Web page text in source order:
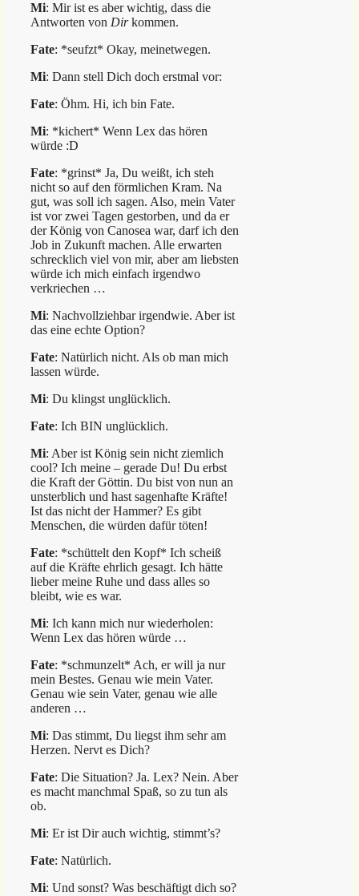
Mi: Mir ist es aber wichtig, dass die
Antworten von Dirkommen.
Fate: *seufzt* Okay, meinetwegen.
Mi: Dann stell Dich doch erstmal vor:
Fate: Öhm. Hi, ich bin Fate.
Mi: *kichert* Wenn Lex das hören
würde :D
Fate: *grinst* Ja, Du weißt, ich steh
nicht so auf den förmlichen Kram. Na
gut, was soll ich sagen. Also, mein Vater
ist vor zwei Tagen gestorben, und da er
der König von Canosea war, darf ich den
Job in Zukunft machen. Alle erwarten
schrecklich viel von mir, aber am liebsten
würde ich mich einfach irgendwo
verkriechen …
Mi: Nachvollziehbar irgendwie. Aber ist
das eine echte Option?
Fate: Natürlich nicht. Als ob man mich
lassen würde.
Mi: Du klingst unglücklich.
Fate: Ich BIN unglücklich.
Mi: Aber ist König sein nicht ziemlich
cool? Ich meine – gerade Du! Du erbst
die Kraft der Göttin. Du bist von nun an
unsterblich und hast sagenhafte Kräfte!
Ist das nicht der Hammer? Es gibt
Menschen, die würden dafür töten!
Fate: *schüttelt den Kopf* Ich scheiß
auf die Kräfte ehrlich gesagt. Ich hätte
lieber meine Ruhe und dass alles so
bleibt, wie es war.
Mi: Ich kann mich nur wiederholen:
Wenn Lex das hören würde …
Fate: *schmunzelt* Ach, er will ja nur
mein Bestes. Genau wie mein Vater.
Genau wie sein Vater, genau wie alle
anderen …
Mi: Das stimmt, Du liegst ihm sehr am
Herzen. Nervt es Dich?
Fate: Die Situation? Ja. Lex? Nein. Aber
es macht manchmal Spaß, so zu tun als
ob.
Mi: Er ist Dir auch wichtig, stimmt’s?
Fate: Natürlich.
Mi: Und sonst? Was beschäftigt dich so?